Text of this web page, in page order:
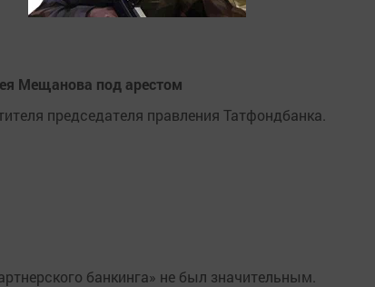
Мещанова под арестом
председателя правления Татфондбанка.
банкинга» не был значительным.